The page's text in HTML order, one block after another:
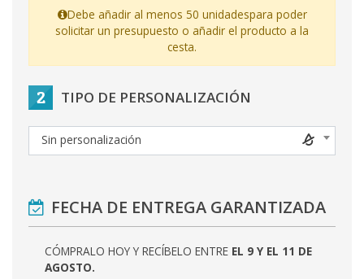
Debe añadir al menos 50 unidadespara poder
solicitar un presupuesto o añadir el producto a la
cesta.
2 TIPO DE PERSONALIZACIÓN
Sin personalización
FECHA DE ENTREGA GARANTIZADA
CÓMPRALO HOY Y RECÍBELO ENTRE EL 9 Y EL 11 DE
AGOSTO.